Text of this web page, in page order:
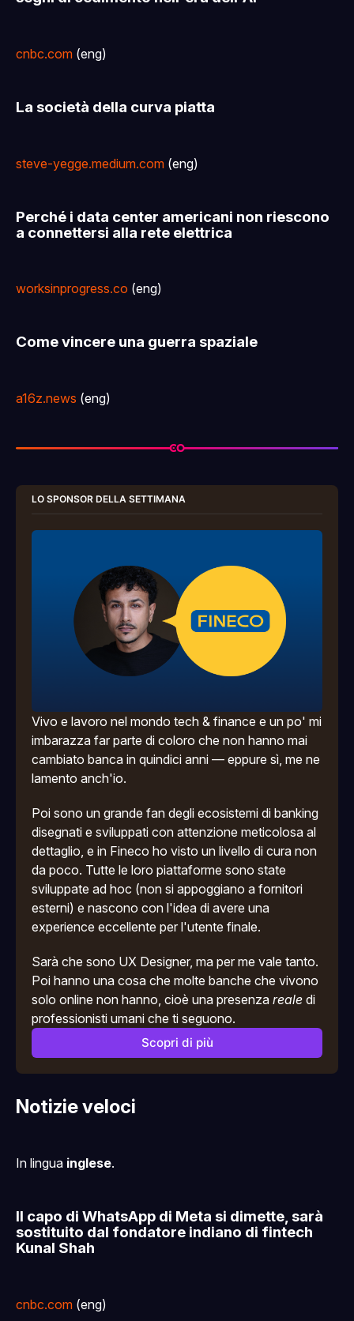
cnbc.com (eng)
La società della curva piatta
steve-yegge.medium.com (eng)
Perché i data center americani non riescono
a connettersi alla rete elettrica
worksinprogress.co (eng)
Come vincere una guerra spaziale
a16z.news (eng)
LO SPONSOR DELLA SETTIMANA
Vivo e lavoro nel mondo tech & finance e un po' mi
imbarazza far parte di coloro che non hanno mai
cambiato banca in quindici anni — eppure sì, me ne
lamento anch'io.
Poi sono un grande fan degli ecosistemi di banking
disegnati e sviluppati con attenzione meticolosa al
dettaglio, e in Fineco ho visto un livello di cura non
da poco. Tutte le loro piattaforme sono state
sviluppate ad hoc (non si appoggiano a fornitori
esterni) e nascono con l'idea di avere una
experience eccellente per l'utente finale.
Sarà che sono UX Designer, ma per me vale tanto.
Poi hanno una cosa che molte banche che vivono
solo online non hanno, cioè una presenza reale di
professionisti umani che ti seguono.
Scopri di più
Notizie veloci
In lingua inglese.
Il capo di WhatsApp di Meta si dimette, sarà
sostituito dal fondatore indiano di fintech
Kunal Shah
cnbc.com (eng)